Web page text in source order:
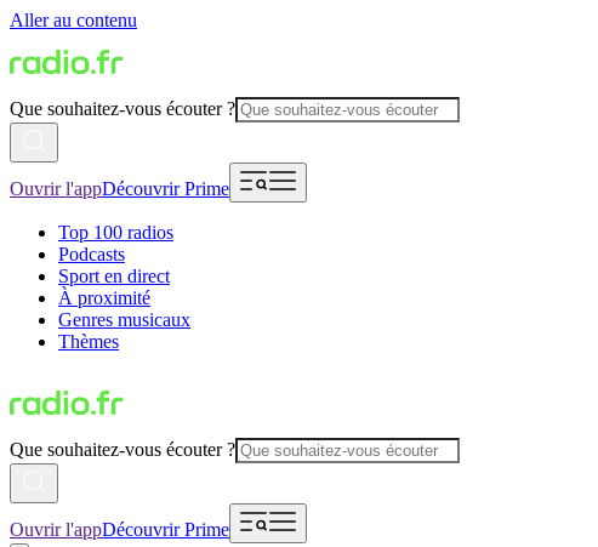
Aller au contenu
Que souhaitez-vous écouter ?
Ouvrir l'appDécouvrir Prime
Top 100 radios
Podcasts
Sport en direct
À proximité
Genres musicaux
Thèmes
Que souhaitez-vous écouter ?
Ouvrir l'appDécouvrir Prime